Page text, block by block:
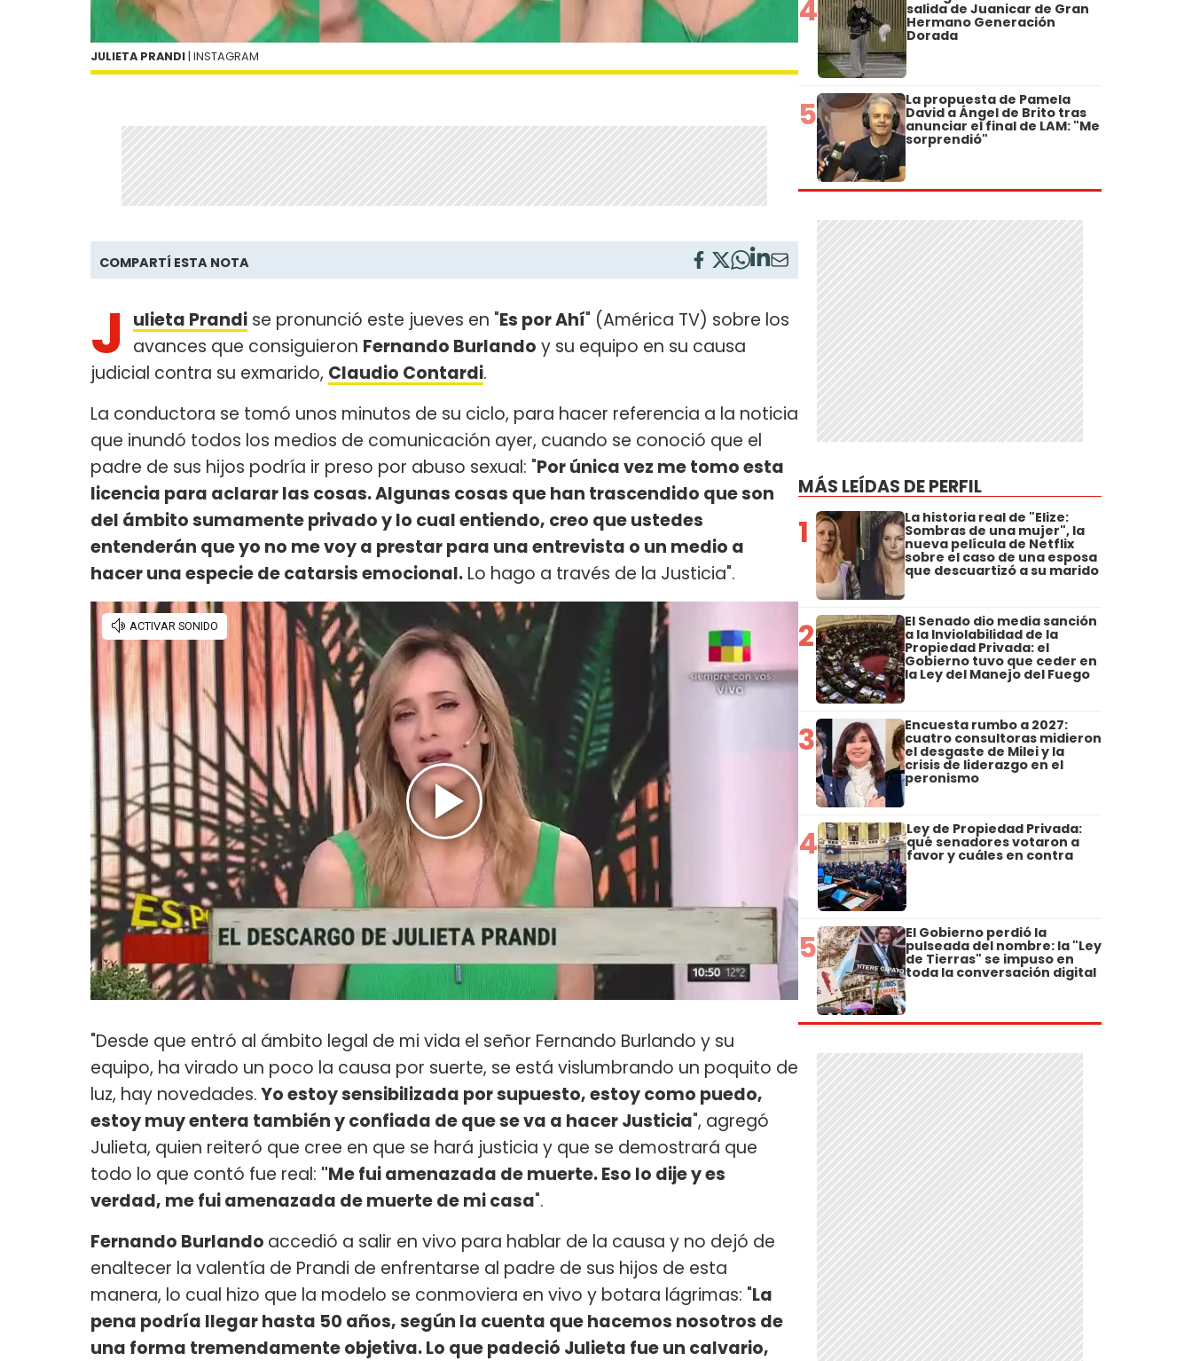
JULIETA PRANDI | INSTAGRAM
COMPARTÍ ESTA NOTA
J ulieta Prandi se pronunció este jueves en "Es por Ahí" (América TV) sobre los
avances que consiguieron Fernando Burlando y su equipo en su causa
judicial contra su exmarido, Claudio Contardi.
La conductora se tomó unos minutos de su ciclo, para hacer referencia a la noticia
que inundó todos los medios de comunicación ayer, cuando se conoció que el
padre de sus hijos podría ir preso por abuso sexual: "Por única vez me tomo esta
licencia para aclarar las cosas. Algunas cosas que han trascendido que son
del ámbito sumamente privado y lo cual entiendo, creo que ustedes
entenderán que yo no me voy a prestar para una entrevista o un medio a
hacer una especie de catarsis emocional. Lo hago a través de la Justicia".
"Desde que entró al ámbito legal de mi vida el señor Fernando Burlando y su
equipo, ha virado un poco la causa por suerte, se está vislumbrando un poquito de
luz, hay novedades.Yo estoy sensibilizada por supuesto, estoy como puedo,
estoy muy entera también y confiada de que se va a hacer Justicia", agregó
Julieta, quien reiteró que cree en que se hará justicia y que se demostrará que
todo lo que contó fue real: "Me fui amenazada de muerte. Eso lo dije y es
verdad, me fui amenazada de muerte de mi casa".
Fernando Burlando accedió a salir en vivo para hablar de la causa y no dejó de
enaltecer la valentía de Prandi de enfrentarse al padre de sus hijos de esta
manera, lo cual hizo que la modelo se conmoviera en vivo y botara lágrimas: "La
pena podría llegar hasta 50 años, según la cuenta que hacemos nosotros de
una forma tremendamente objetiva. Lo que padeció Julieta fue un calvario,
4 salida de Juanicar de Gran
Hermano Generación
Dorada
5 La propuesta de Pamela
David a Ángel de Brito tras
anunciar el final de LAM: "Me
sorprendió"
MÁS LEÍDAS DE PERFIL
1 La historia real de "Elize:
Sombras de una mujer", la
nueva película de Netflix
sobre el caso de una esposa
que descuartizó a su marido
2 El Senado dio media sanción
a la Inviolabilidad de la
Propiedad Privada: el
Gobierno tuvo que ceder en
la Ley del Manejo del Fuego
3 Encuesta rumbo a 2027:
cuatro consultoras midieron
el desgaste de Milei y la
crisis de liderazgo en el
peronismo
4 Ley de Propiedad Privada:
qué senadores votaron a
favor y cuáles en contra
5 El Gobierno perdió la
pulseada del nombre: la "Ley
de Tierras" se impuso en
toda la conversación digital